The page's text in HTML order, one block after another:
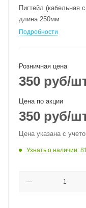
Пигтейл (кабельная
длина 250мм
Подробности
Розничная цена
350 руб/
Цена по акции
350 руб/
Цена указана с
Узнать о наличии: